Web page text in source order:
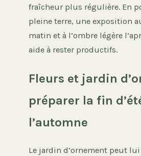
fraîcheur plus régulière. En
pleine terre, une exposition
matin et à l’ombre légère
aide à rester productifs.
Fleurs et jardin
préparer la fin
l’automne
Le jardin d’ornement peut